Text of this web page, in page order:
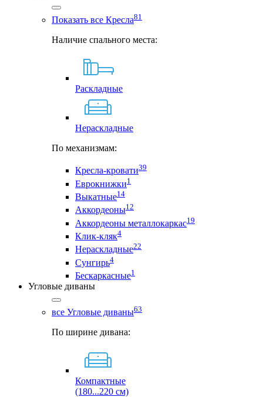
Показать все Кресла81
Наличие спального места:
Раскладные
Нераскладные
По механизмам:
Кресла-кровати39
Еврокнижки1
Выкатные14
Аккордеоны12
Аккордеоны металлокаркас19
Клик-кляк4
Нераскладные22
Сунгирь4
Бескаркасные1
Угловые диваны
все Угловые диваны63
По ширине дивана:
Компактные
(180...220 см)